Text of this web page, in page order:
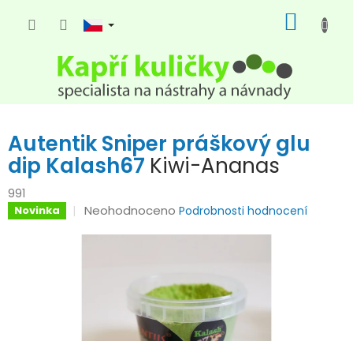
KOŠÍK
Autentik Sniper práškový glu
dip Kalash67 Kiwi-Ananas
991
Novinka
Průměrné
hvězdiček.
Neohodnoceno Podrobnosti hodnocení